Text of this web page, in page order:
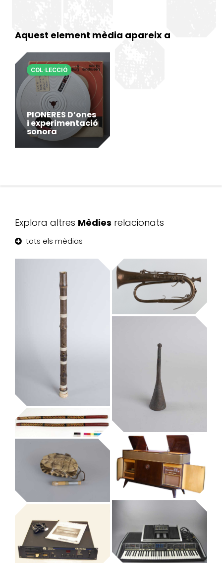
Aquest element mèdia apareix a
PIONERES D’ones
i experimentació
sonora
COL·LECCIÓ
Explora altres Mèdies relacionats
tots els mèdias
danso
corneta de claus
bastons
Museu de la Música de Barcelona
ayotl
Museu de la Música de Barcelona
tocadiscs
Museu de la Música de Barcelona